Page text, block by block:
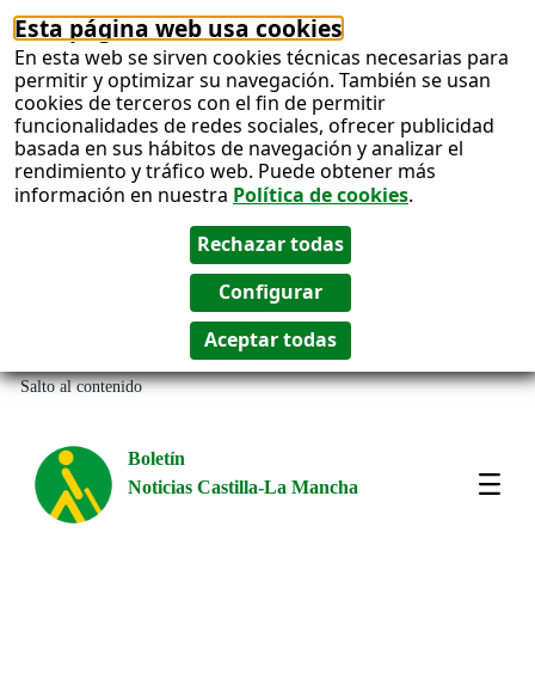
Esta página web usa cookies
En esta web se sirven cookies técnicas necesarias para
permitir y optimizar su navegación. También se usan
cookies de terceros con el fin de permitir
funcionalidades de redes sociales, ofrecer publicidad
basada en sus hábitos de navegación y analizar el
rendimiento y tráfico web. Puede obtener más
información en nuestra Política de cookies.
Salto al contenido
Boletín
Noticias Castilla-La Mancha